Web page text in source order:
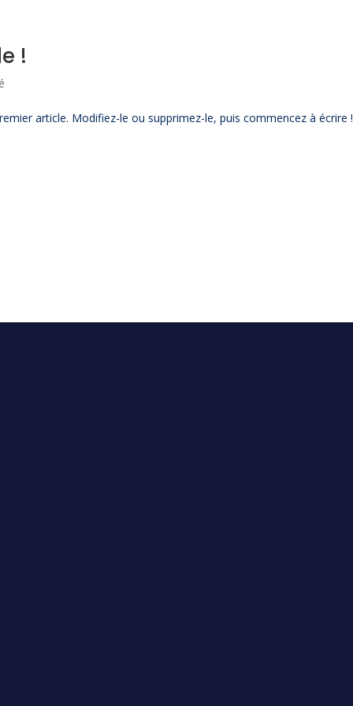
!
article. Modifiez-le ou supprimez-le, puis commencez à écrire !